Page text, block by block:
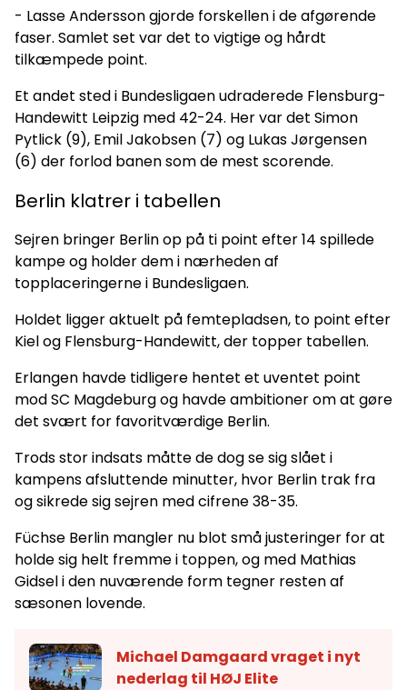
- Lasse Andersson gjorde forskellen i de afgørende
faser. Samlet set var det to vigtige og hårdt
tilkæmpede point.
Et andet sted i Bundesligaen udraderede Flensburg-
Handewitt Leipzig med 42-24. Her var det Simon
Pytlick (9), Emil Jakobsen (7) og Lukas Jørgensen
(6) der forlod banen som de mest scorende.
Berlin klatrer i tabellen
Sejren bringer Berlin op på ti point efter 14 spillede
kampe og holder dem i nærheden af
topplaceringerne i Bundesligaen.
Holdet ligger aktuelt på femtepladsen, to point efter
Kiel og Flensburg-Handewitt, der topper tabellen.
Erlangen havde tidligere hentet et uventet point
mod SC Magdeburg og havde ambitioner om at gøre
det svært for favoritværdige Berlin.
Trods stor indsats måtte de dog se sig slået i
kampens afsluttende minutter, hvor Berlin trak fra
og sikrede sig sejren med cifrene 38-35.
Füchse Berlin mangler nu blot små justeringer for at
holde sig helt fremme i toppen, og med Mathias
Gidsel i den nuværende form tegner resten af
sæsonen lovende.
Michael Damgaard vraget i nyt
nederlag til HØJ Elite